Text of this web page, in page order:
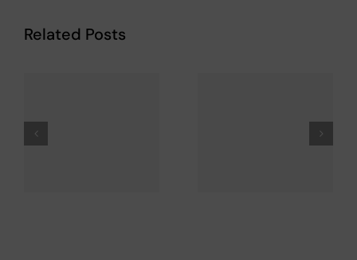
Related Posts